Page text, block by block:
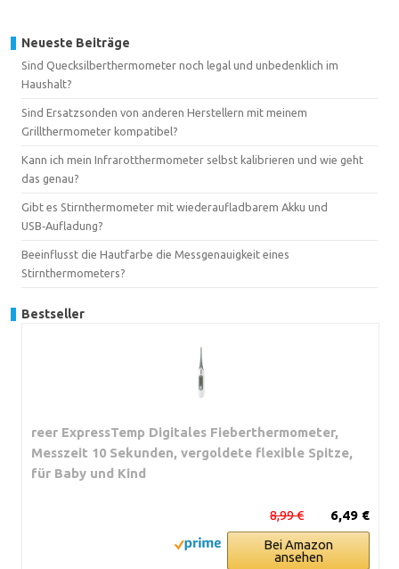
Neueste Beiträge
Sind Quecksilberthermometer noch legal und unbedenklich im
Haushalt?
Sind Ersatzsonden von anderen Herstellern mit meinem
Grillthermometer kompatibel?
Kann ich mein Infrarotthermometer selbst kalibrieren und wie geht
das genau?
Gibt es Stirnthermometer mit wiederaufladbarem Akku und
USB‑Aufladung?
Beeinflusst die Hautfarbe die Messgenauigkeit eines
Stirnthermometers?
Bestseller
reer ExpressTemp Digitales Fieberthermometer,
Messzeit 10 Sekunden, vergoldete flexible Spitze,
für Baby und Kind
6,49 €
8,99 €
Bei Amazon
ansehen